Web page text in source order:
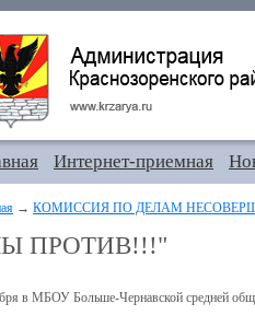
Интернет-приемная
→ КОМИССИЯ ПО ДЕЛАМ
ПРОТИВ!!!"
в МБОУ Больше-Чернавской средней